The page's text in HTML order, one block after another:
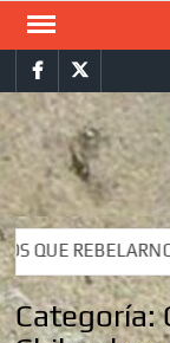
Saltar
contenidoFacebookTwitter
VIVIR. CARTA
VIVIR. CARTA
Categoría: